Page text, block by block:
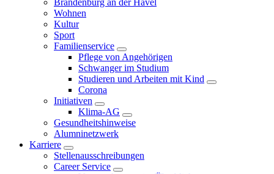
Brandenburg an der Havel
Wohnen
Kultur
Sport
Familienservice
Pflege von Angehörigen
Schwanger im Studium
Studieren und Arbeiten mit Kind
Corona
Initiativen
Klima-AG
Gesundheitshinweise
Alumninetzwerk
Karriere
Stellenausschreibungen
Career Service